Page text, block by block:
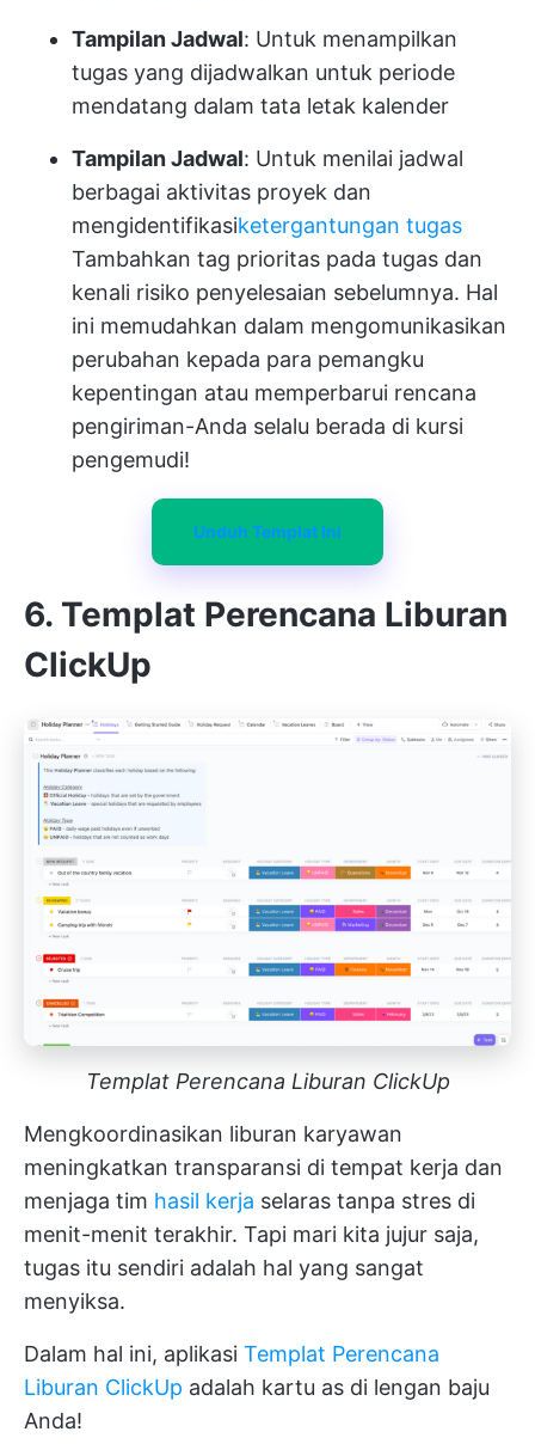
Tampilan Jadwal: Untuk menampilkan
tugas yang dijadwalkan untuk periode
mendatang dalam tata letak kalender
Tampilan Jadwal: Untuk menilai jadwal
berbagai aktivitas proyek dan
mengidentifikasiketergantungan tugas
Tambahkan tag prioritas pada tugas dan
kenali risiko penyelesaian sebelumnya. Hal
ini memudahkan dalam mengomunikasikan
perubahan kepada para pemangku
kepentingan atau memperbarui rencana
pengiriman-Anda selalu berada di kursi
pengemudi!
Unduh Templat Ini
6. Templat Perencana Liburan
ClickUp
Templat Perencana Liburan ClickUp
Mengkoordinasikan liburan karyawan
meningkatkan transparansi di tempat kerja dan
menjaga tim hasil kerja selaras tanpa stres di
menit-menit terakhir. Tapi mari kita jujur saja,
tugas itu sendiri adalah hal yang sangat
menyiksa.
Dalam hal ini, aplikasi Templat Perencana
Liburan ClickUp adalah kartu as di lengan baju
Anda!